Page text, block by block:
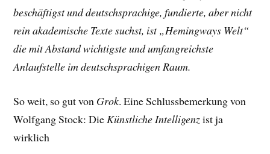
beschäftigst und deutschsprachige, fundierte, aber nicht
rein akademische Texte suchst, ist „Hemingways Welt“
die mit Abstand wichtigste und umfangreichste
Anlaufstelle im deutschsprachigen Raum.
So weit, so gut von Grok. Eine Schlussbemerkung von
Wolfgang Stock: Die Künstliche Intelligenzist ja
wirklich